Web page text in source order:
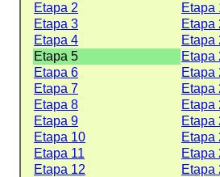
Etapa 2
Etapa
Etapa 3
Etapa
Etapa 4
Etapa
Etapa 5
Etapa
Etapa 6
Etapa
Etapa 7
Etapa
Etapa 8
Etapa
Etapa 9
Etapa
Etapa 10
Etapa
Etapa 11
Etapa
Etapa 12
Etapa